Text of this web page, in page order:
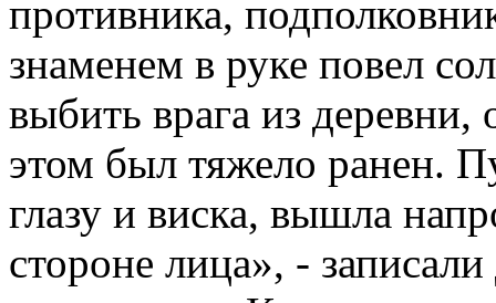
противника,
знаменем в руке повел
выбить врага из
этом был тяжело ранен.
глазу и виска, вышла
стороне лица», -